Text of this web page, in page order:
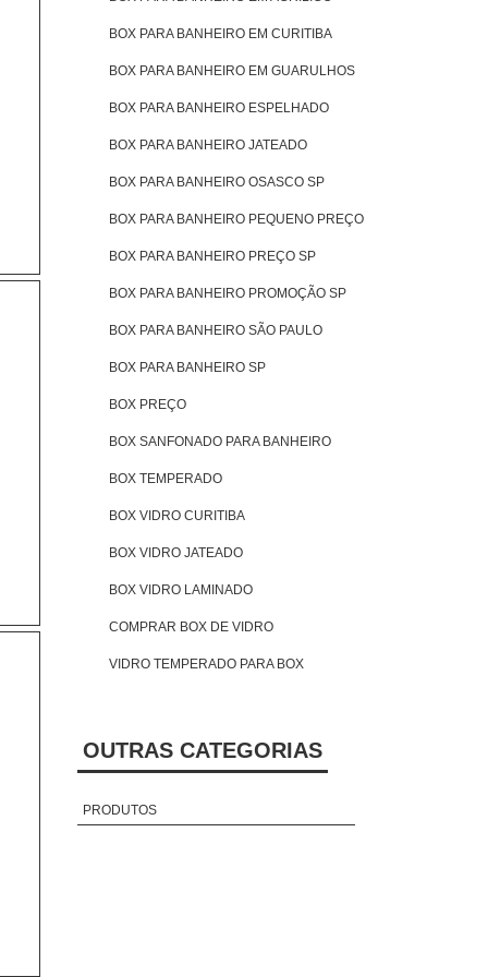
BOX PARA BANHEIRO EM CURITIBA
BOX PARA BANHEIRO EM GUARULHOS
BOX PARA BANHEIRO ESPELHADO
BOX PARA BANHEIRO JATEADO
BOX PARA BANHEIRO OSASCO SP
BOX PARA BANHEIRO PEQUENO PREÇO
BOX PARA BANHEIRO PREÇO SP
BOX PARA BANHEIRO PROMOÇÃO SP
BOX PARA BANHEIRO SÃO PAULO
BOX PARA BANHEIRO SP
BOX PREÇO
BOX SANFONADO PARA BANHEIRO
BOX TEMPERADO
BOX VIDRO CURITIBA
BOX VIDRO JATEADO
BOX VIDRO LAMINADO
COMPRAR BOX DE VIDRO
VIDRO TEMPERADO PARA BOX
OUTRAS CATEGORIAS
PRODUTOS